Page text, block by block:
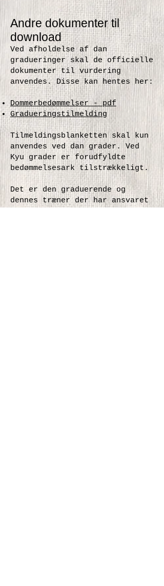
Andre dokumenter til
download
Ved afholdelse af dan
gradueringer skal de officielle
dokumenter til vurdering
anvendes. Disse kan hentes her:
Dommerbedømmelser - pdf
Gradueringstilmelding
Tilmeldingsblanketten skal kun
anvendes ved dan grader. Ved
Kyu grader er forudfyldte
bedømmelsesark tilstrækkeligt.
Det er den graduerende og
dennes træner der har ansvaret